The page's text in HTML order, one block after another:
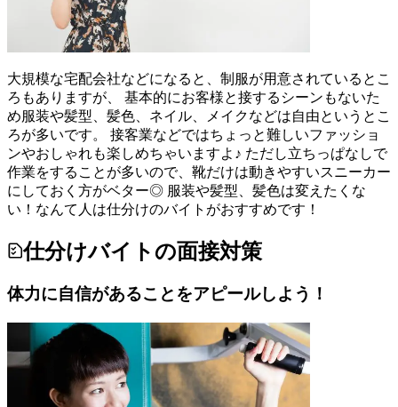
大規模な宅配会社などになると、制服が用意されているとこ
ろもありますが、 基本的にお客様と接するシーンもないた
め服装や髪型、髪色、ネイル、メイクなどは自由というとこ
ろが多いです。 接客業などではちょっと難しいファッショ
ンやおしゃれも楽しめちゃいますよ♪ ただし立ちっぱなしで
作業をすることが多いので、靴だけは動きやすいスニーカー
にしておく方がベター◎ 服装や髪型、髪色は変えたくな
い！なんて人は仕分けのバイトがおすすめです！
仕分けバイトの面接対策
体力に自信があることをアピールしよう！